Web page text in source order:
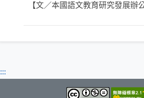
【文／本國語文教育研究發展
:::